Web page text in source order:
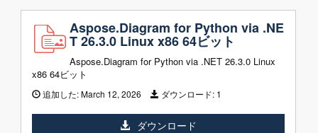
Aspose.Diagram for Python via .NE
T 26.3.0 Linux x86 64ビット
Aspose.Diagram for Python via .NET 26.3.0 Linux
x86 64ビット
追加した:March 12, 2026 ダウンロード: 1
ダウンロード